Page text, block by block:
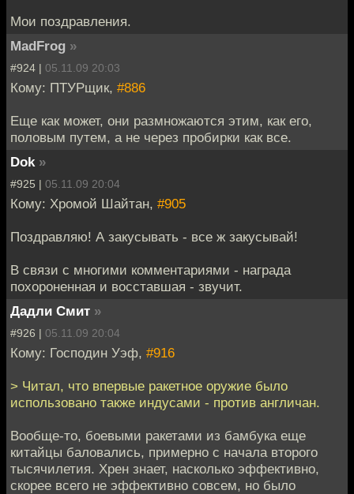
Мои поздравления.
MadFrog »
#924 | 05.11.09 20:03
Кому: ПТУРщик, #886
Еще как может, они размножаются этим, как его,
половым путем, а не через пробирки как все.
Dok »
#925 | 05.11.09 20:04
Кому: Хромой Шайтан, #905
Поздравляю! А закусывать - все ж закусывай!
В связи с многими комментариями - награда
похороненная и восставшая - звучит.
Дадли Смит »
#926 | 05.11.09 20:04
Кому: Господин Уэф, #916
> Читал, что впервые ракетное оружие было
использовано также индусами - против англичан.
Вообще-то, боевыми ракетами из бамбука еще
китайцы баловались, примерно с начала второго
тысячилетия. Хрен знает, насколько эффективно,
скорее всего не эффективно совсем, но было